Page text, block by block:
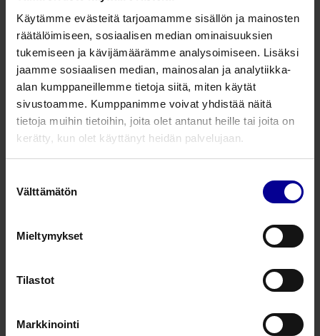
Käytämme evästeitä tarjoamamme sisällön ja mainosten
räätälöimiseen, sosiaalisen median ominaisuuksien
tukemiseen ja kävijämäärämme analysoimiseen. Lisäksi
jaamme sosiaalisen median, mainosalan ja analytiikka-
alan kumppaneillemme tietoja siitä, miten käytät
sivustoamme. Kumppanimme voivat yhdistää näitä
tietoja muihin tietoihin, joita olet antanut heille tai joita on
kerätty, kun olet käyttänyt heidän palvelujaan.
valinta
Välttämätön
Mieltymykset
Tilastot
Markkinointi
Saatavana myös muita kokoja, kysy lisää!
Tuotenumero Tuotekuvaus Koko
770307TL Munasolupunktioneula 16G x 33cm
770300TL Munasolupunktioneula